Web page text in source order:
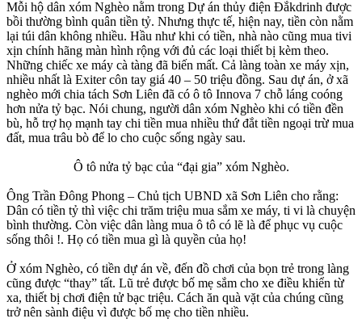
Mỗi hộ dân xóm Nghèo nằm trong Dự án thủy điện Đắkdrinh được
bồi thường bình quân tiền tỷ. Nhưng thực tế, hiện nay, tiền còn nằm
lại túi dân không nhiều. Hầu như khi có tiền, nhà nào cũng mua tivi
xịn chính hãng màn hình rộng với đủ các loại thiết bị kèm theo.
Những chiếc xe máy cà tàng đã biến mất. Cả làng toàn xe máy xịn,
nhiều nhất là Exiter côn tay giá 40 – 50 triệu đồng. Sau dự án, ở xã
nghèo mới chia tách Sơn Liên đã có ô tô Innova 7 chỗ láng coóng
hơn nửa tỷ bạc. Nói chung, người dân xóm Nghèo khi có tiền đền
bù, hỗ trợ họ mạnh tay chi tiền mua nhiều thứ đắt tiền ngoại trừ mua
đất, mua trâu bò để lo cho cuộc sống ngày sau.
Ô tô nửa tỷ bạc của “đại gia” xóm Nghèo.
Ông Trần Đông Phong – Chủ tịch UBND xã Sơn Liên cho rằng:
Dân có tiền tỷ thì việc chi trăm triệu mua sắm xe máy, ti vi là chuyện
bình thường. Còn việc dân làng mua ô tô có lẽ là để phục vụ cuộc
sống thôi !. Họ có tiền mua gì là quyền của họ!
Ở xóm Nghèo, có tiền dự án về, đến đồ chơi của bọn trẻ trong làng
cũng được “thay” tất. Lũ trẻ được bố mẹ sắm cho xe điều khiển từ
xa, thiết bị chơi điện tử bạc triệu. Cách ăn quà vặt của chúng cũng
trở nên sành điệu vì được bố mẹ cho tiền nhiều.